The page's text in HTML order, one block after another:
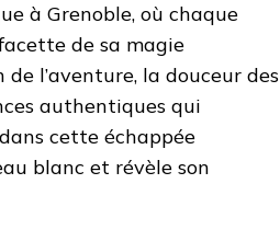
à Grenoble, où chaque
de sa magie
l’aventure, la douceur des
authentiques qui
cette échappée
blanc et révèle son